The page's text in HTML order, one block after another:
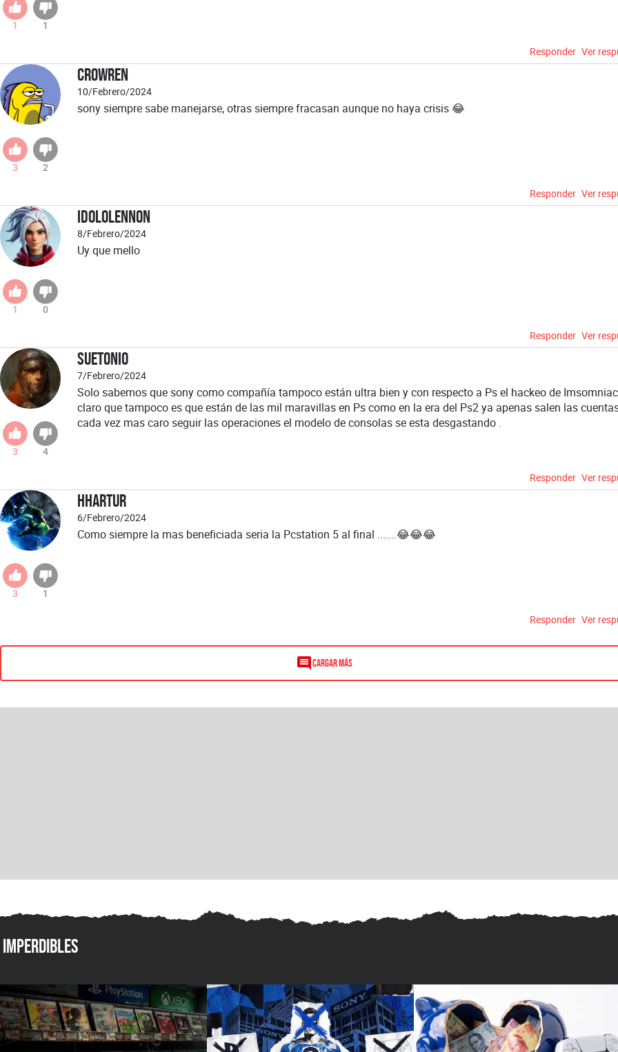
1 1
Responder Ver
Crowren
10/Febrero/2024
3 2
sony siempre sabe manejarse, otras siempre fracasan aunque no haya crisis 😂
Responder Ver
idololennon
8/Febrero/2024
1 0
Uy que mello
Responder Ver
Suetonio
7/Febrero/2024
3 4
Solo sabemos que sony como compañía tampoco están ultra bien y con respecto a Ps el hackeo de
claro que tampoco es que están de las mil maravillas en Ps como en la era del Ps2 ya apenas salen las
cada vez mas caro seguir las operaciones el modelo de consolas se esta desgastando .
Responder Ver
hhartur
6/Febrero/2024
3 1
Como siempre la mas beneficiada seria la Pcstation 5 al final .......😂😂😂
Responder Ver
Cargar más
Imperdibles